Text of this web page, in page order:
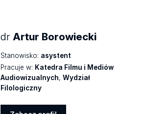
dr Artur Borowiecki
Stanowisko: asystent
Pracuje w: Katedra Filmu i Mediów
Audiowizualnych,Wydział
Filologiczny